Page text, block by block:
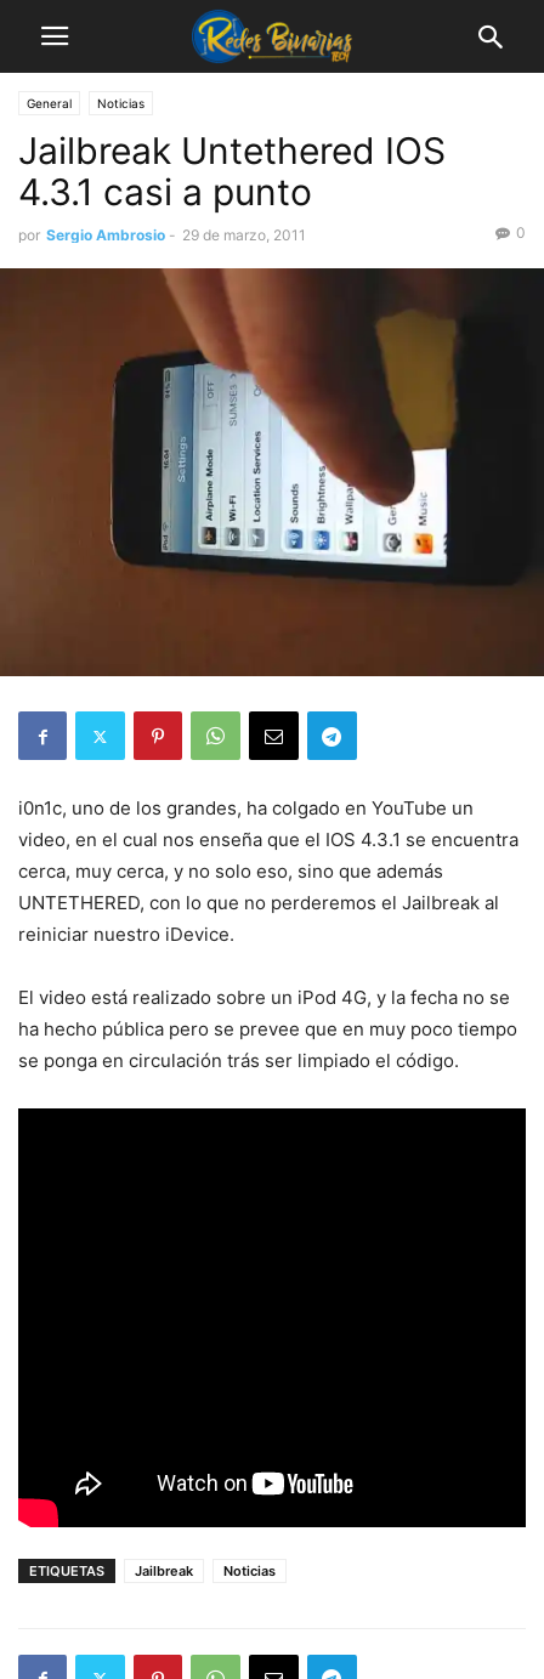
General Noticias
Jailbreak Untethered IOS
4.3.1 casi a punto
por Sergio Ambrosio - 29 de marzo, 2011 0
i0n1c, uno de los grandes, ha colgado en YouTube un
video, en el cual nos enseña que el IOS 4.3.1 se encuentra
cerca, muy cerca, y no solo eso, sino que además
UNTETHERED, con lo que no perderemos el Jailbreak al
reiniciar nuestro iDevice.
El video está realizado sobre un iPod 4G, y la fecha no se
ha hecho pública pero se prevee que en muy poco tiempo
se ponga en circulación trás ser limpiado el código.
ETIQUETAS Jailbreak Noticias